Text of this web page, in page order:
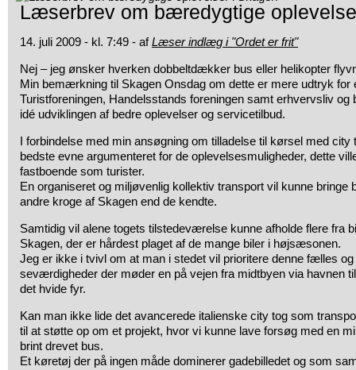
Læserbrev om bæredygtige
14. juli 2009 - kl. 7:49 - afLæser indlæg i "Ordet er frit"
Nej – jeg ønsker hverken dobbeltdækker bus eller helikopter
Min bemærkning til Skagen Onsdag om dette er mere udtryk for
Turistforeningen, Handelsstands foreningen samt erhvervsliv og
idé udviklingen af bedre oplevelser og servicetilbud.
I forbindelse med min ansøgning om tilladelse til kørsel med city
bedste evne argumenteret for de oplevelsesmuligheder, dette
fastboende som turister.
En organiseret og miljøvenlig kollektiv transport vil kunne bringe
andre kroge af Skagen end de kendte.
Samtidig vil alene togets tilstedeværelse kunne afholde flere fra
Skagen, der er hårdest plaget af de mange biler i højsæsonen.
Jeg er ikke i tvivl om at man i stedet vil prioritere denne fælles
seværdigheder der møder en på vejen fra midtbyen via havnen
det hvide fyr.
Kan man ikke lide det avancerede italienske city tog som
til at støtte op om et projekt, hvor vi kunne lave forsøg med en
brint drevet bus.
Et køretøj der på ingen måde dominerer gadebilledet og som